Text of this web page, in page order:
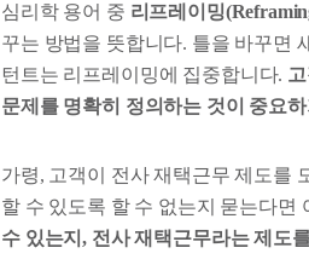
심리학 용어 중 리프레이밍
꾸는 방법을 뜻합니다. 틀을 바꾸면
턴트는 리프레이밍에 집중합니다.
문제를 명확히 정의하는 것이 중요
가령, 고객이 전사 재택근무 제도를
할 수 있도록 할 수 없는지 묻는다면
수 있는지, 전사 재택근무라는 제도